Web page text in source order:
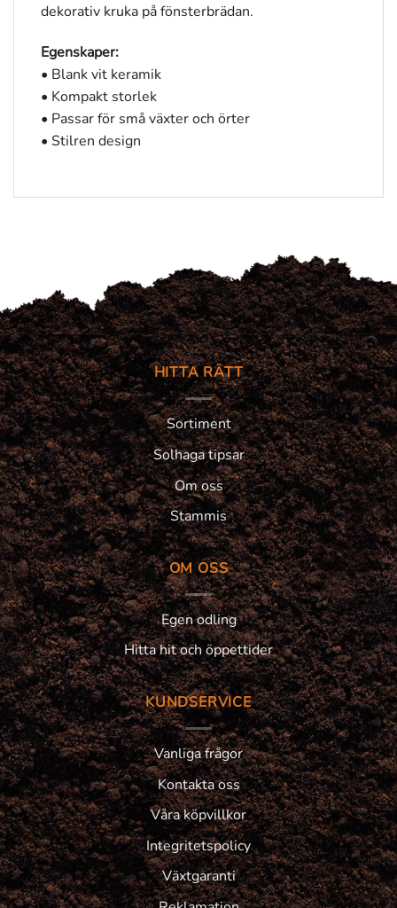
dekorativ kruka på fönsterbrädan.
Egenskaper:
• Blank vit keramik
• Kompakt storlek
• Passar för små växter och örter
• Stilren design
HITTA RÄTT
Sortiment
Solhaga tipsar
Om oss
Stammis
OM OSS
Egen odling
Hitta hit och öppettider
KUNDSERVICE
Vanliga frågor
Kontakta oss
Våra köpvillkor
Integritetspolicy
Växtgaranti